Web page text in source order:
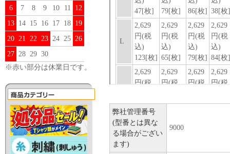
6
7 8 9 10 11
12
13 14 15 16 17 18 19
20 21 22 23 24 25 26
27 28 29 30
※赤い部分は休業日です。
弊社管理番号
(型番とは異な
る場合がござい
ます)
9000